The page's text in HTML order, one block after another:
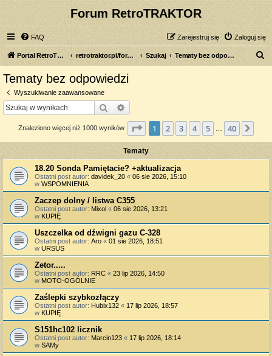
Forum RetroTRAKTOR
FAQ Zaloguj się
Zarejestruj się
Portal RetroTRAKTOR.pl retrotraktor.pl/forum Szukaj Tematy bez odpowiedzi
Tematy bez odpowiedzi
Wyszukiwanie zaawansowane
Szukaj
Znaleziono więcej niż 1000 wyników Strona z40
1 2 3 4 5 40
Tematy
18.20 Sonda Pamiętacie? +aktualizacja
Ostatni post autor: davidek_20 « 06 sie 2026, 15:10
w WSPOMNIENIA
Zaczep dolny / listwa C355
Ostatni post autor: Mixol « 06 sie 2026, 13:21
w KUPIĘ
Uszczelka od dźwigni gazu C-328
Ostatni post autor: Aro « 01 sie 2026, 18:51
w URSUS
Zetor.....
Ostatni post autor: RRC « 23 lip 2026, 14:50
w MOTO-OGÓLNIE
Zaślepki szybkozłączy
Ostatni post autor: Hubix132 « 17 lip 2026, 18:57
w KUPIĘ
S151hc102 licznik
Ostatni post autor: Marcin123 « 17 lip 2026, 18:14
w SAMy